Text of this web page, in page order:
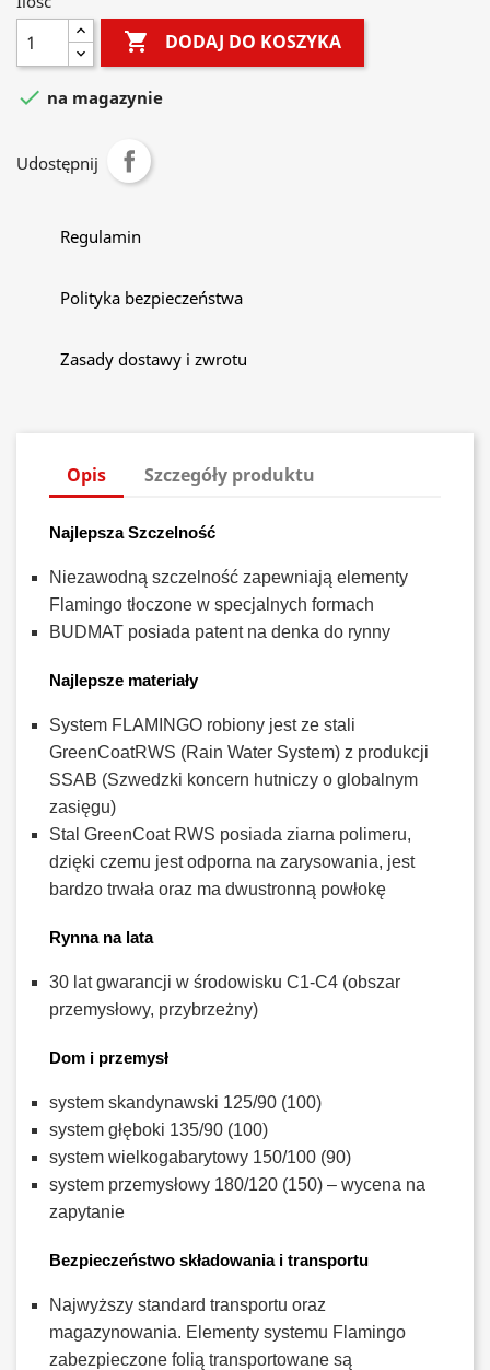
 DODAJ DO KOSZYKA
 na magazynie
Udostępnij
Regulamin
Polityka bezpieczeństwa
Zasady dostawy i zwrotu
Opis Szczegóły produktu
Najlepsza Szczelność
Niezawodną szczelność zapewniają elementy
Flamingo tłoczone w specjalnych formach
BUDMAT posiada patent na denka do rynny
Najlepsze materiały
System FLAMINGO robiony jest ze stali
GreenCoatRWS (Rain Water System) z produkcji
SSAB (Szwedzki koncern hutniczy o globalnym
zasięgu)
Stal GreenCoat RWS posiada ziarna polimeru,
dzięki czemu jest odporna na zarysowania, jest
bardzo trwała oraz ma dwustronną powłokę
Rynna na lata
30 lat gwarancji w środowisku C1-C4 (obszar
przemysłowy, przybrzeżny)
Dom i przemysł
system skandynawski 125/90 (100)
system głęboki 135/90 (100)
system wielkogabarytowy 150/100 (90)
system przemysłowy 180/120 (150) – wycena na
zapytanie
Bezpieczeństwo składowania i transportu
Najwyższy standard transportu oraz
magazynowania. Elementy systemu Flamingo
zabezpieczone folią transportowane są